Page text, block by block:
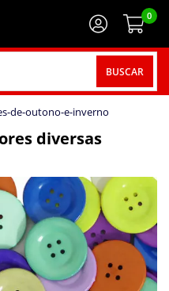
BUSCAR
0
de-outono-e-inverno
diversas